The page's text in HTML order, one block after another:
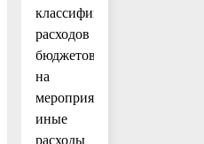
классификации
расходов
бюджетов,
на
мероприятия
иные
расходы